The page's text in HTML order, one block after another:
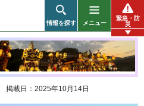
情報を探す メニュー
緊急・防
災
掲載日：2025年10月14日